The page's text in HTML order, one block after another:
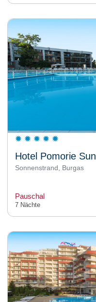
Hotel Pomorie Sun
Sonnenstrand, Burgas
Pauschal
7 Nächte